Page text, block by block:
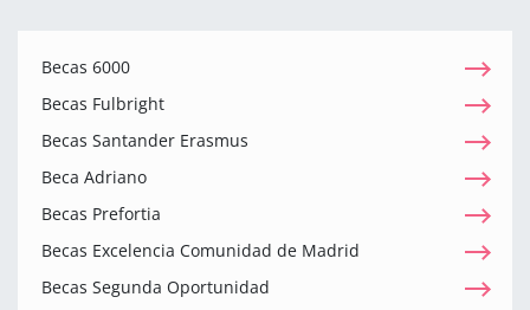
Becas 6000
Becas Fulbright
Becas Santander Erasmus
Beca Adriano
Becas Prefortia
Becas Excelencia Comunidad de Madrid
Becas Segunda Oportunidad